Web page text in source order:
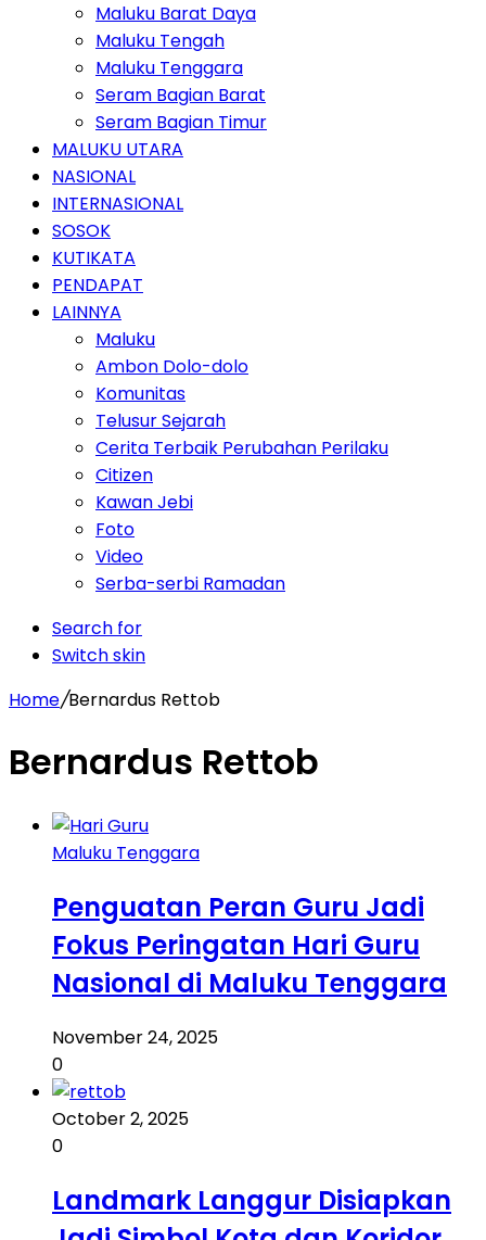
Maluku Barat Daya
Maluku Tengah
Maluku Tenggara
Seram Bagian Barat
Seram Bagian Timur
MALUKU UTARA
NASIONAL
INTERNASIONAL
SOSOK
KUTIKATA
PENDAPAT
LAINNYA
Maluku
Ambon Dolo-dolo
Komunitas
Telusur Sejarah
Cerita Terbaik Perubahan Perilaku
Citizen
Kawan Jebi
Foto
Video
Serba-serbi Ramadan
Search for
Switch skin
Home/Bernardus Rettob
Bernardus Rettob
Maluku Tenggara
Penguatan Peran Guru Jadi
Fokus Peringatan Hari Guru
Nasional di Maluku Tenggara
November 24, 2025
0
October 2, 2025
0
Landmark Langgur Disiapkan